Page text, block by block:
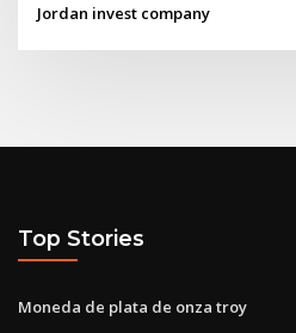
Jordan invest company
Top Stories
Moneda de plata de onza troy